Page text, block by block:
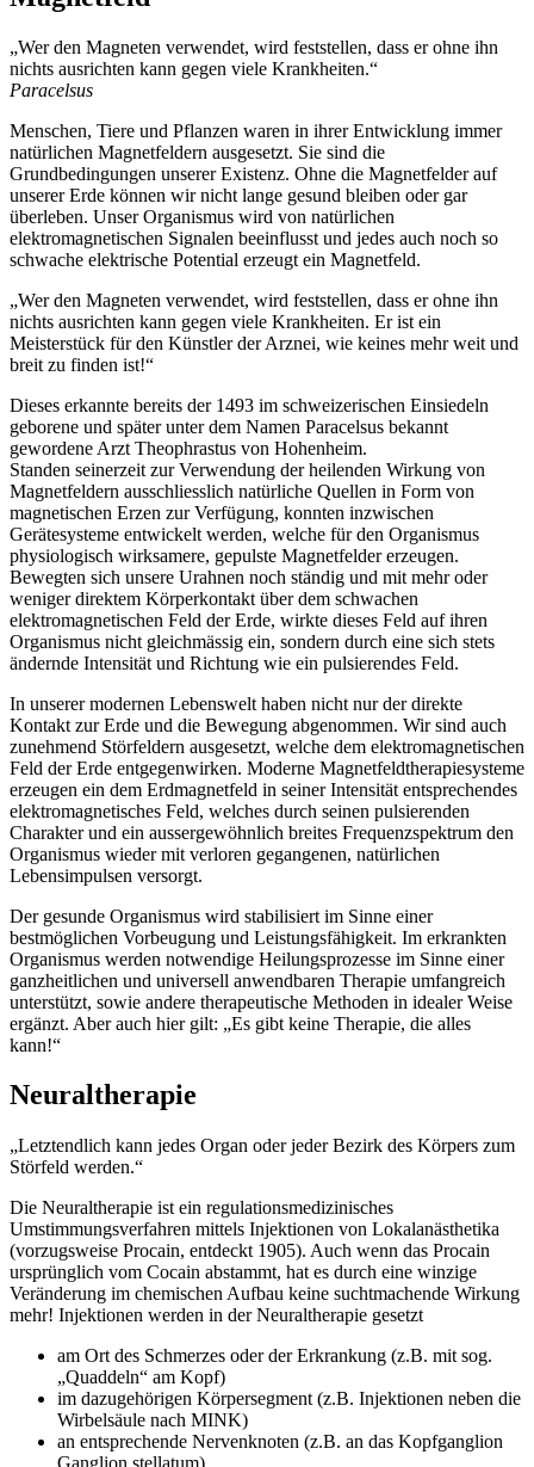
„Wer den Magneten verwendet, wird feststellen, dass er ohne ihn
nichts ausrichten kann gegen viele Krankheiten.“
Paracelsus
Menschen, Tiere und Pflanzen waren in ihrer Entwicklung immer
natürlichen Magnetfeldern ausgesetzt. Sie sind die
Grundbedingungen unserer Existenz. Ohne die Magnetfelder auf
unserer Erde können wir nicht lange gesund bleiben oder gar
überleben. Unser Organismus wird von natürlichen
elektromagnetischen Signalen beeinflusst und jedes auch noch so
schwache elektrische Potential erzeugt ein Magnetfeld.
„Wer den Magneten verwendet, wird feststellen, dass er ohne ihn
nichts ausrichten kann gegen viele Krankheiten. Er ist ein
Meisterstück für den Künstler der Arznei, wie keines mehr weit und
breit zu finden ist!“
Dieses erkannte bereits der 1493 im schweizerischen Einsiedeln
geborene und später unter dem Namen Paracelsus bekannt
gewordene Arzt Theophrastus von Hohenheim.
Standen seinerzeit zur Verwendung der heilenden Wirkung von
Magnetfeldern ausschliesslich natürliche Quellen in Form von
magnetischen Erzen zur Verfügung, konnten inzwischen
Gerätesysteme entwickelt werden, welche für den Organismus
physiologisch wirksamere, gepulste Magnetfelder erzeugen.
Bewegten sich unsere Urahnen noch ständig und mit mehr oder
weniger direktem Körperkontakt über dem schwachen
elektromagnetischen Feld der Erde, wirkte dieses Feld auf ihren
Organismus nicht gleichmässig ein, sondern durch eine sich stets
ändernde Intensität und Richtung wie ein pulsierendes Feld.
In unserer modernen Lebenswelt haben nicht nur der direkte
Kontakt zur Erde und die Bewegung abgenommen. Wir sind auch
zunehmend Störfeldern ausgesetzt, welche dem elektromagnetischen
Feld der Erde entgegenwirken. Moderne Magnetfeldtherapiesysteme
erzeugen ein dem Erdmagnetfeld in seiner Intensität entsprechendes
elektromagnetisches Feld, welches durch seinen pulsierenden
Charakter und ein aussergewöhnlich breites Frequenzspektrum den
Organismus wieder mit verloren gegangenen, natürlichen
Lebensimpulsen versorgt.
Der gesunde Organismus wird stabilisiert im Sinne einer
bestmöglichen Vorbeugung und Leistungsfähigkeit. Im erkrankten
Organismus werden notwendige Heilungsprozesse im Sinne einer
ganzheitlichen und universell anwendbaren Therapie umfangreich
unterstützt, sowie andere therapeutische Methoden in idealer Weise
ergänzt. Aber auch hier gilt: „Es gibt keine Therapie, die alles
kann!“
Neuraltherapie
„Letztendlich kann jedes Organ oder jeder Bezirk des Körpers zum
Störfeld werden.“
Die Neuraltherapie ist ein regulationsmedizinisches
Umstimmungsverfahren mittels Injektionen von Lokalanästhetika
(vorzugsweise Procain, entdeckt 1905). Auch wenn das Procain
ursprünglich vom Cocain abstammt, hat es durch eine winzige
Veränderung im chemischen Aufbau keine suchtmachende Wirkung
mehr! Injektionen werden in der Neuraltherapie gesetzt
am Ort des Schmerzes oder der Erkrankung (z.B. mit sog.
„Quaddeln“ am Kopf)
im dazugehörigen Körpersegment (z.B. Injektionen neben die
Wirbelsäule nach MINK)
an entsprechende Nervenknoten (z.B. an das Kopfganglion